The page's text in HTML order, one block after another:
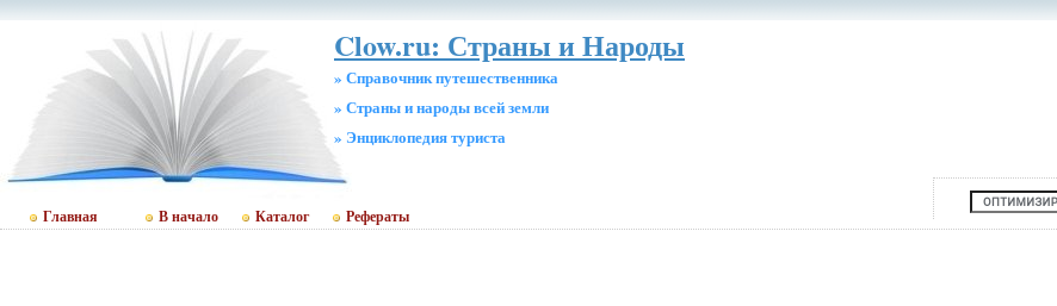
Clow.ru: Страны и Народы
» Справочник путешественника
» Страны и народы всей земли
» Энциклопедия туриста
Главная В начало Каталог Рефераты